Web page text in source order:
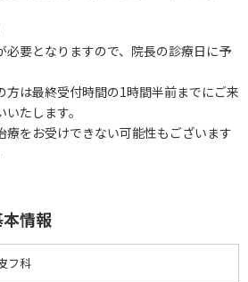
要となりますので、院長の診療日に予
は最終受付時間の1時間半前までにご来
たします。
をお受けできない可能性もございます
情報
フ科